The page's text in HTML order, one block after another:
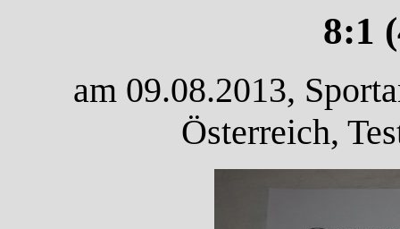
8:1
am 09.08.2013,
Österreich,